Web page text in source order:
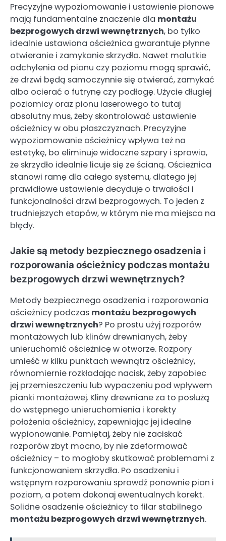
Precyzyjne wypoziomowanie i ustawienie pionowe
mają fundamentalne znaczenie dla montażu
bezprogowych drzwi wewnętrznych, bo tylko
idealnie ustawiona ościeżnica gwarantuje płynne
otwieranie i zamykanie skrzydła. Nawet malutkie
odchylenia od pionu czy poziomu mogą sprawić,
że drzwi będą samoczynnie się otwierać, zamykać
albo ocierać o futrynę czy podłogę. Użycie długiej
poziomicy oraz pionu laserowego to tutaj
absolutny mus, żeby skontrolować ustawienie
ościeżnicy w obu płaszczyznach. Precyzyjne
wypoziomowanie ościeżnicy wpływa też na
estetykę, bo eliminuje widoczne szpary i sprawia,
że skrzydło idealnie licuje się ze ścianą. Ościeżnica
stanowi ramę dla całego systemu, dlatego jej
prawidłowe ustawienie decyduje o trwałości i
funkcjonalności drzwi bezprogowych. To jeden z
trudniejszych etapów, w którym nie ma miejsca na
błędy.
Jakie są metody bezpiecznego osadzenia i
rozporowania ościeżnicy podczas montażu
bezprogowych drzwi wewnętrznych?
Metody bezpiecznego osadzenia i rozporowania
ościeżnicy podczas montażu bezprogowych
drzwi wewnętrznych? Po prostu użyj rozporów
montażowych lub klinów drewnianych, żeby
unieruchomić ościeżnicę w otworze. Rozpory
umieść w kilku punktach wewnątrz ościeżnicy,
równomiernie rozkładając nacisk, żeby zapobiec
jej przemieszczeniu lub wypaczeniu pod wpływem
pianki montażowej. Kliny drewniane za to posłużą
do wstępnego unieruchomienia i korekty
położenia ościeżnicy, zapewniając jej idealne
wypionowanie. Pamiętaj, żeby nie zaciskać
rozporów zbyt mocno, by nie zdeformować
ościeżnicy – to mogłoby skutkować problemami z
funkcjonowaniem skrzydła. Po osadzeniu i
wstępnym rozporowaniu sprawdź ponownie pion i
poziom, a potem dokonaj ewentualnych korekt.
Solidne osadzenie ościeżnicy to filar stabilnego
montażu bezprogowych drzwi wewnętrznych.